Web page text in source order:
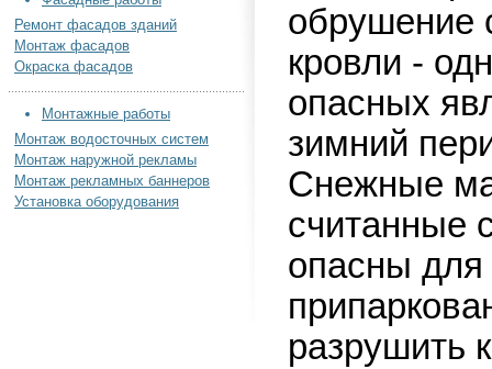
Ремонт фасадов зданий
Монтаж фасадов
Окраска фасадов
Монтажные работы
Монтаж водосточных систем
Монтаж наружной рекламы
Монтаж рекламных баннеров
Установка оборудования
обрушение
кровли -
опасных
зимний
Снежные
считанные
опасны
разрушить